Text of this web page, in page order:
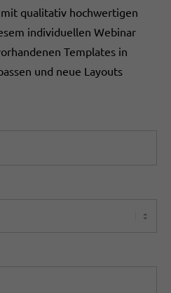
qualitativ hochwertigen
individuellen Webinar
Templates in
und neue Layouts